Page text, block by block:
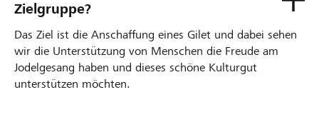
Zielgruppe?
Das Ziel ist die Anschaffung eines Gilet und dabei sehen
wir die Unterstützung von Menschen die Freude am
Jodelgesang haben und dieses schöne Kulturgut
unterstützen möchten.